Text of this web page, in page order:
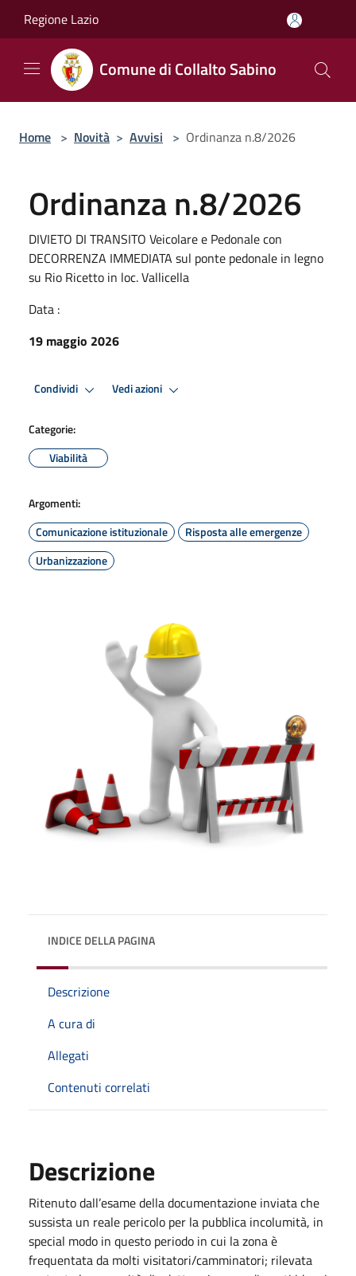
Regione Lazio
Comune di Collalto Sabino
Home > Novità > Avvisi > Ordinanza n.8/2026
Ordinanza n.8/2026
DIVIETO DI TRANSITO Veicolare e Pedonale con
DECORRENZA IMMEDIATA sul ponte pedonale in legno
su Rio Ricetto in loc. Vallicella
Data :
19 maggio 2026
Condividi Vedi azioni
Categorie:
Viabilità
Argomenti:
Comunicazione istituzionale
Risposta alle emergenze
Urbanizzazione
INDICE DELLA PAGINA
Descrizione
A cura di
Allegati
Contenuti correlati
Descrizione
Ritenuto dall’esame della documentazione inviata che
sussista un reale pericolo per la pubblica incolumità, in
special modo in questo periodo in cui la zona è
frequentata da molti visitatori/camminatori; rilevata